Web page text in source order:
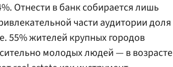
Отнести в банк собирается лишь
части аудитории доля
жителей крупных городов
молодых людей — в возрасте